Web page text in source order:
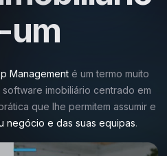
um
Management é um termo muito
imobiliário centrado em
que lhe permitem assumir e
negócio e das suas equipas.